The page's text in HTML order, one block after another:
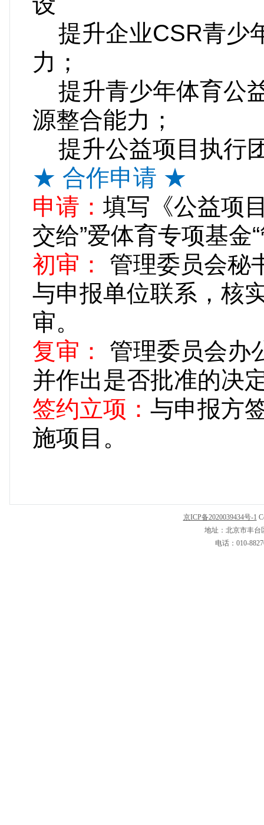
提升企业CSR青少
力
提升青少年体育公
源整合
提升公益项目执行
★ 合作申请 ★
申请： 填写《公益项
交给”爱体育专项基金
初审：
管理委员会秘
与申报单位联系，核
审。
复审：
管理委员会办
并作出是否批准的决
签约立项： 与申报方
施项目。
京ICP备2020039434号-1
地址：北京市丰台
电话：010-